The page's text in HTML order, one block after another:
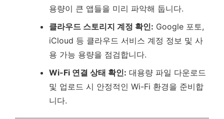
용량이 큰 앱들을 미리 파악해 둡니다.
클라우드 스토리지 계정 확인: Google 포토,
iCloud 등 클라우드 서비스 계정 정보 및 사
용 가능 용량을 점검합니다.
Wi-Fi 연결 상태 확인: 대용량 파일 다운로드
및 업로드 시 안정적인 Wi-Fi 환경을 준비합
니다.